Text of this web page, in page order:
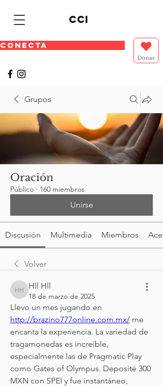
cci
CONECTA
Donar
Grupos
Oración
Público · 160 miembros
Unirse
Discusión Multimedia Miembros
Volver
Hll Hll
Hll Hll
18 de marzo de 2025
http://brazino777online.com.mx/ me
encanta la experiencia. La variedad de
tragamonedas es increíble,
especialmente las de Pragmatic Play
como Gates of Olympus. Deposité 300
MXN con SPEI y fue instantáneo,